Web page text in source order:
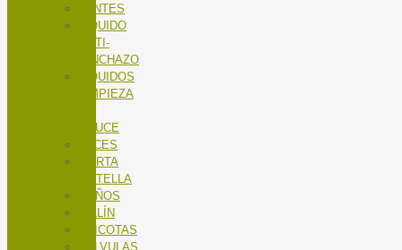
LENTES
LÍQUIDO
ANTI-
PINCHAZO
LÍQUIDOS
LIMPIEZA
SAUCE
LUCES
PORTA
BOTELLA
PUÑOS
SILLÍN
TRICOTAS
VALVULAS